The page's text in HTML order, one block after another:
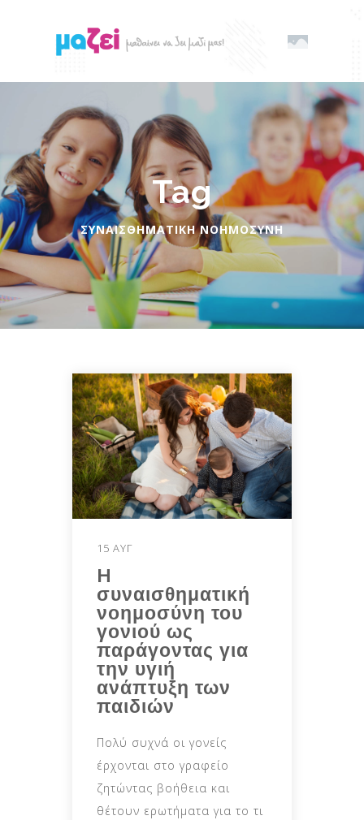
Tag
ΣΥΝΑΙΣΘΗΜΑΤΙΚΉ ΝΟΗΜΟΣΎΝΗ
15 ΑΥΓ
H
συναισθηματική
νοημοσύνη του
γονιού ως
παράγοντας για
την υγιή
ανάπτυξη των
παιδιών
Πολύ συχνά οι γονείς
έρχονται στο γραφείο
ζητώντας βοήθεια και
θέτουν ερωτήματα για το τι